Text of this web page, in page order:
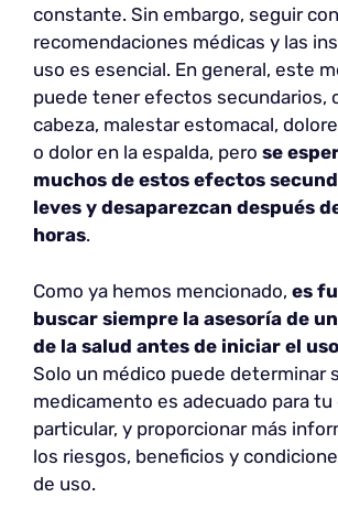
constante. Sin embargo, seguir
recomendaciones médicas y las
uso es esencial. En general, este
puede tener efectos secundarios,
cabeza, malestar estomacal,
o dolor en la espalda, pero se
muchos de estos efectos
leves y desaparezcan después
horas.
Como ya hemos mencionado, es
buscar siempre la asesoría de
de la salud antes de iniciar el
Solo un médico puede determinar
medicamento es adecuado para tu
particular, y proporcionar más
los riesgos, beneficios y
de uso.